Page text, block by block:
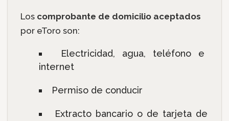
Los comprobante de domicilio aceptados
por eToro son:
Electricidad, agua, teléfono e
internet
Permiso de conducir
Extracto bancario o de tarjeta de